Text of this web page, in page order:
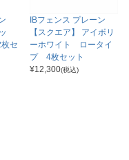
セ
IBフェンス プレーン
【スクエア】 アイボリ
ーホワイト ロータイ
プ 4枚セット
¥12,300(税込)